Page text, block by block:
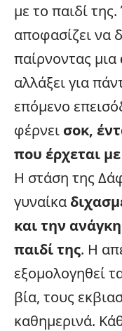
με το παιδί
αποφασίζει να
παίρνοντας μια
αλλάξει για
επόμενο
φέρνει σοκ,
που έρχεται
Η στάση της
γυναίκα
και την
παιδί της. Η
εξομολογηθεί
βία, τους
καθημερινά.